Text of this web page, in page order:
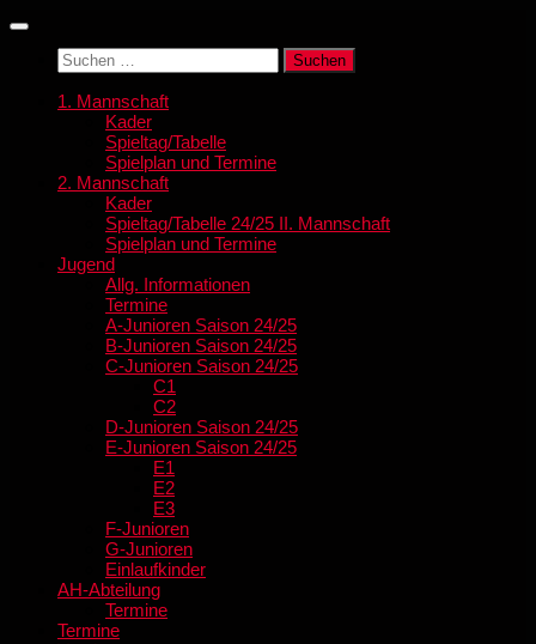
Zum
springenSuchen
nach:
1. Mannschaft
Kader
Spieltag/Tabelle
Spielplan und Termine
2. Mannschaft
Kader
Spieltag/Tabelle 24/25 II. Mannschaft
Spielplan und Termine
Jugend
Allg. Informationen
Termine
A-Junioren Saison 24/25
B-Junioren Saison 24/25
C-Junioren Saison 24/25
C1
C2
D-Junioren Saison 24/25
E-Junioren Saison 24/25
E1
E2
E3
F-Junioren
G-Junioren
Einlaufkinder
AH-Abteilung
Termine
Termine